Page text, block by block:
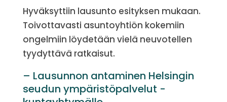
Hyväksyttiin lausunto esityksen mukaan.
Toivottavasti asuntoyhtiön kokemiin
ongelmiin löydetään vielä neuvotellen
tyydyttävä ratkaisut.
– Lausunnon antaminen Helsingin
seudun ympäristöpalvelut -